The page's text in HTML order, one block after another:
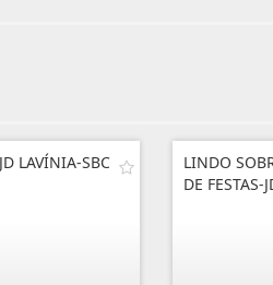
LAVÍNIA-SBC
LINDO
DE FESTAS-